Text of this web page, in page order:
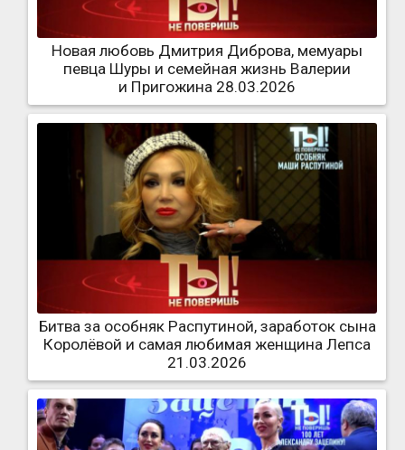
Новая любовь Дмитрия Диброва, мемуары
певца Шуры и семейная жизнь Валерии
и Пригожина 28.03.2026
Битва за особняк Распутиной, заработок сына
Королёвой и самая любимая женщина Лепса
21.03.2026